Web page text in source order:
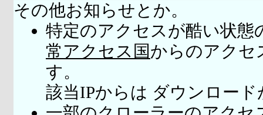
その他お知らせとか。
特定のアクセスが酷い状態
常アクセス国からのアクセ
す。
該当IPからは ダウンロー